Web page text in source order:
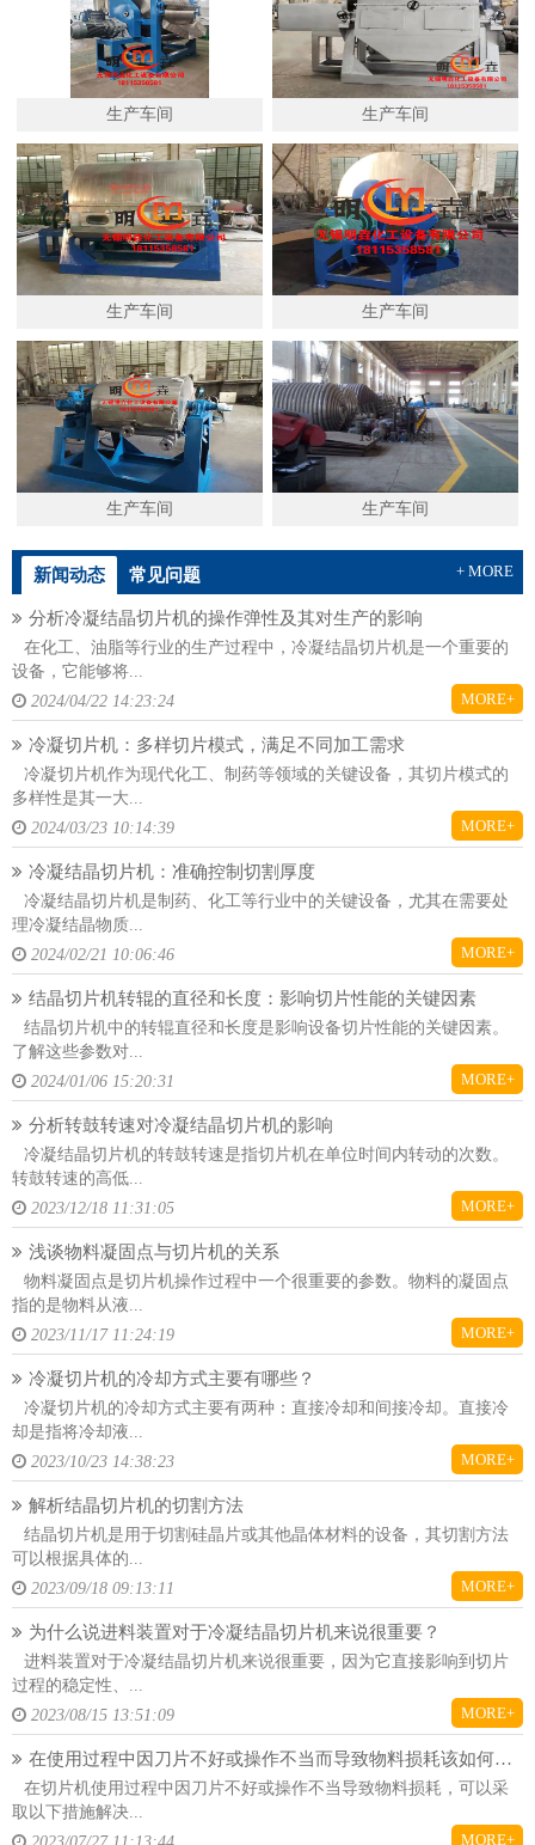
生产车间 生产车间
生产车间 生产车间
生产车间 生产车间
新闻动态 常见问题 + MORE
分析冷凝结晶切片机的操作弹性及其对生产的影响
在化工、油脂等行业的生产过程中，冷凝结晶切片机是一个重要的
设备，它能够将...
2024/04/22 14:23:24
MORE+
冷凝切片机：多样切片模式，满足不同加工需求
冷凝切片机作为现代化工、制药等领域的关键设备，其切片模式的
多样性是其一大...
2024/03/23 10:14:39
MORE+
冷凝结晶切片机：准确控制切割厚度
冷凝结晶切片机是制药、化工等行业中的关键设备，尤其在需要处
理冷凝结晶物质...
2024/02/21 10:06:46
MORE+
结晶切片机转辊的直径和长度：影响切片性能的关键因素
结晶切片机中的转辊直径和长度是影响设备切片性能的关键因素。
了解这些参数对...
2024/01/06 15:20:31
MORE+
分析转鼓转速对冷凝结晶切片机的影响
冷凝结晶切片机的转鼓转速是指切片机在单位时间内转动的次数。
转鼓转速的高低...
2023/12/18 11:31:05
MORE+
浅谈物料凝固点与切片机的关系
物料凝固点是切片机操作过程中一个很重要的参数。物料的凝固点
指的是物料从液...
2023/11/17 11:24:19
MORE+
冷凝切片机的冷却方式主要有哪些？
冷凝切片机的冷却方式主要有两种：直接冷却和间接冷却。直接冷
却是指将冷却液...
2023/10/23 14:38:23
MORE+
解析结晶切片机的切割方法
结晶切片机是用于切割硅晶片或其他晶体材料的设备，其切割方法
可以根据具体的...
2023/09/18 09:13:11
MORE+
为什么说进料装置对于冷凝结晶切片机来说很重要？
进料装置对于冷凝结晶切片机来说很重要，因为它直接影响到切片
过程的稳定性、...
2023/08/15 13:51:09
MORE+
在使用过程中因刀片不好或操作不当而导致物料损耗该如何解决？
在切片机使用过程中因刀片不好或操作不当导致物料损耗，可以采
取以下措施解决...
MORE+